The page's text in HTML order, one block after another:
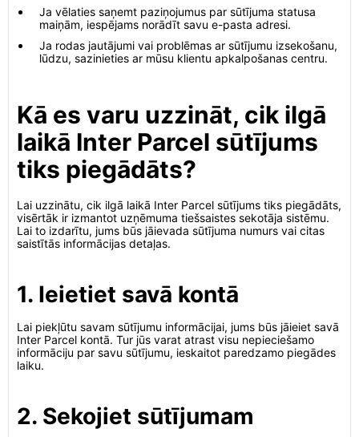
Ja vēlaties saņemt paziņojumus par sūtījuma statusa
maiņām, iespējams norādīt savu e-pasta adresi.
Ja rodas jautājumi vai problēmas ar sūtījumu izsekošanu,
lūdzu, sazinieties ar mūsu klientu apkalpošanas centru.
Kā es varu uzzināt, cik ilgā
laikā Inter Parcel sūtījums
tiks piegādāts?
Lai uzzinātu, cik ilgā laikā Inter Parcel sūtījums tiks piegādāts,
visērtāk ir izmantot uzņēmuma tiešsaistes sekotāja sistēmu.
Lai to izdarītu, jums būs jāievada sūtījuma numurs vai citas
saistītās informācijas detaļas.
1. Ieietiet savā kontā
Lai piekļūtu savam sūtījumu informācijai, jums būs jāieiet savā
Inter Parcel kontā. Tur jūs varat atrast visu nepieciešamo
informāciju par savu sūtījumu, ieskaitot paredzamo piegādes
laiku.
2. Sekojiet sūtījumam